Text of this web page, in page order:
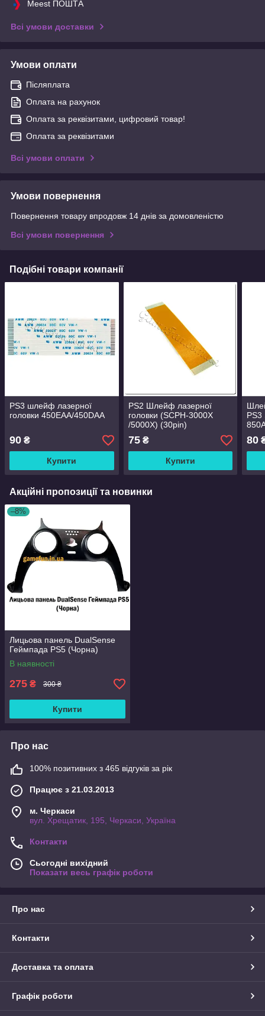
Meest ПОШТА
Всі умови доставки
Умови оплати
Післяплата
Оплата на рахунок
Оплата за реквізитами, цифровий товар!
Оплата за реквізитами
Всі умови оплати
Умови повернення
Повернення товару впродовж 14 днів за домовленістю
Всі умови повернення
Подібні товари компанії
PS3 шлейф лазерної
головки 450EAA/450DAA
90 ₴
Купити
PS2 Шлейф лазерної
головки (SCPH-3000X
/5000X) (30pin)
75₴
Купити
PS3
80
Акційні пропозиції та новинки
–8%
Лицьова панель DualSense
Геймпада PS5 (Чорна)
В наявності
275 ₴ 300 ₴
Купити
Про нас
100% позитивних з 465 відгуків за рік
Працює з 21.03.2013
м. Черкаси
вул. Хрещатик, 195, Черкаси, Україна
Контакти
Сьогодні вихідний
Показати весь графік роботи
Про нас
Контакти
Доставка та оплата
Графік роботи